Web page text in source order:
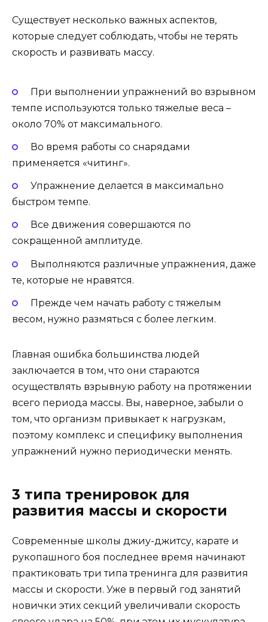
Существует несколько важных аспектов,
которые следует соблюдать, чтобы не терять
скорость и развивать массу.
При выполнении упражнений во взрывном
темпе используются только тяжелые веса –
около 70% от максимального.
Во время работы со снарядами
применяется «читинг».
Упражнение делается в максимально
быстром темпе.
Все движения совершаются по
сокращенной амплитуде.
Выполняются различные упражнения, даже
те, которые не нравятся.
Прежде чем начать работу с тяжелым
весом, нужно размяться с более легким.
Главная ошибка большинства людей
заключается в том, что они стараются
осуществлять взрывную работу на протяжении
всего периода массы. Вы, наверное, забыли о
том, что организм привыкает к нагрузкам,
поэтому комплекс и специфику выполнения
упражнений нужно периодически менять.
3 типа тренировок для
развития массы и скорости
Современные школы джиу-джитсу, карате и
рукопашного боя последнее время начинают
практиковать три типа тренинга для развития
массы и скорости. Уже в первый год занятий
новички этих секций увеличивали скорость